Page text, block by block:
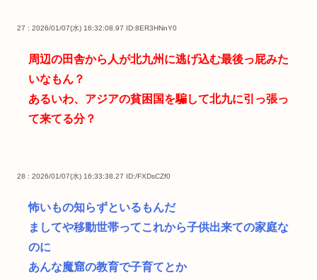
27 : 2026/01/07(水) 16:32:08.97 ID:8ER3HNnY0
周辺の田舎から人が北九州に逃げ込む最後っ屁みた
いなもん？
あるいわ、アジアの貧困国を騙して北九に引っ張っ
て来てる分？
28 : 2026/01/07(水) 16:33:38.27 ID:/FXDsCZf0
怖いもの知らずといるもんだ
ましてや移動世帯ってこれから子供出来ての家庭な
のに
あんな魔窟の教育で子育てとか